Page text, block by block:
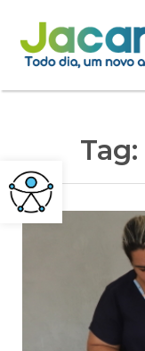
Pular
para
o
Tag: